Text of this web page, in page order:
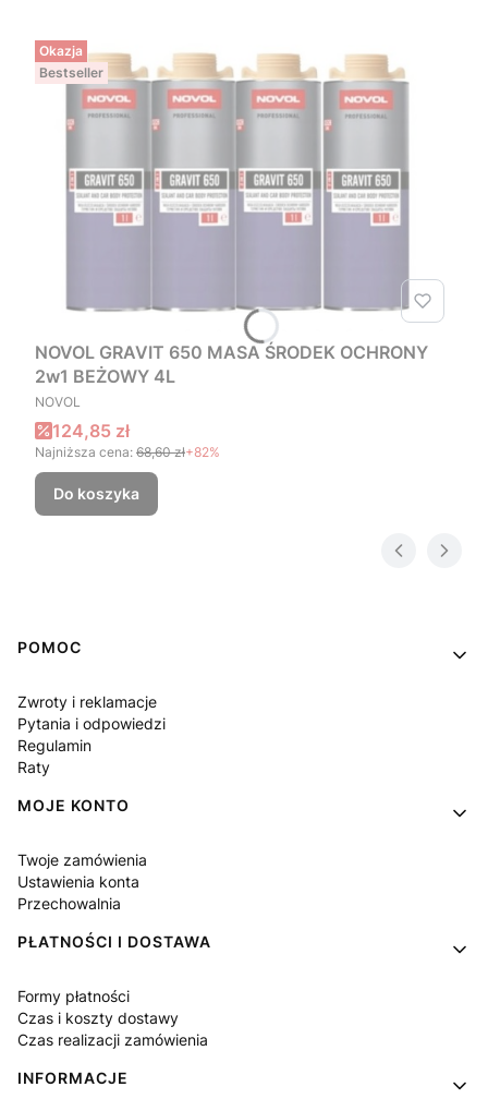
Okazja
Bestseller
NOVOL GRAVIT 650 MASA ŚRODEK OCHRONY
2w1 BEŻOWY 4L
PRODUCENT
NOVOL
Cena promocyjna
124,85 zł
Najniższa cena: 68,60 zł+82%
Do koszyka
Linki w stopce
POMOC
Zwroty i reklamacje
Pytania i odpowiedzi
Regulamin
Raty
MOJE KONTO
Twoje zamówienia
Ustawienia konta
Przechowalnia
PŁATNOŚCI I DOSTAWA
Formy płatności
Czas i koszty dostawy
Czas realizacji zamówienia
INFORMACJE